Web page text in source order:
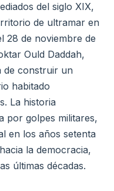
del siglo XIX,
de ultramar en
28 de noviembre de
Ould Daddah,
de construir un
habitado
La historia
por golpes militares,
en los años setenta
la democracia,
últimas décadas.